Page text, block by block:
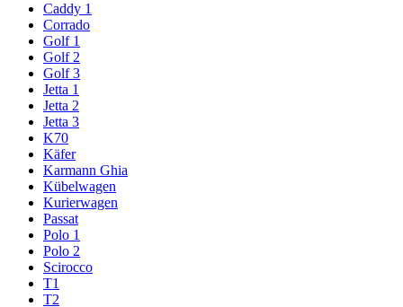
Caddy 1
Corrado
Golf 1
Golf 2
Golf 3
Jetta 1
Jetta 2
Jetta 3
K70
Käfer
Karmann Ghia
Kübelwagen
Kurierwagen
Passat
Polo 1
Polo 2
Scirocco
T1
T2